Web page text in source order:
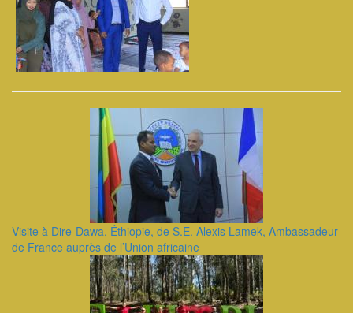
Visite à Dire-Dawa, Éthiopie, de S.E. Alexis Lamek, Ambassadeur
de France auprès de l’Union africaine